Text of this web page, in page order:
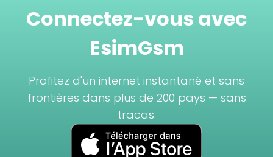
Connectez-vous avec
EsimGsm
Profitez d'un internet instantané et sans
frontières dans plus de 200 pays — sans
tracas.